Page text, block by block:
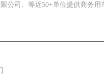
公司、等近50+单位提供商务用